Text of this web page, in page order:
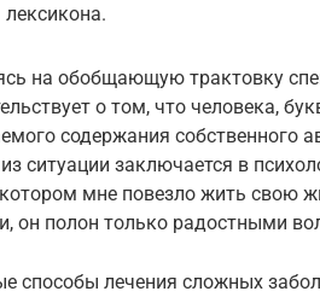
лексикона.
на обобщающую трактовку
о том, что человека,
содержания собственного
ситуации заключается в
мне повезло жить свою
он полон только радостными
способы лечения сложных